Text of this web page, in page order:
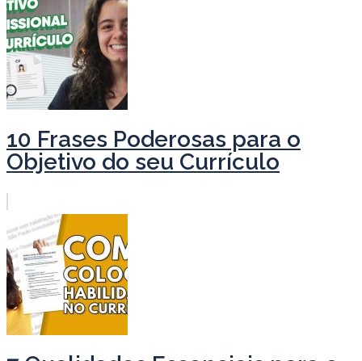
10 Frases Poderosas para o
Objetivo do seu Currículo